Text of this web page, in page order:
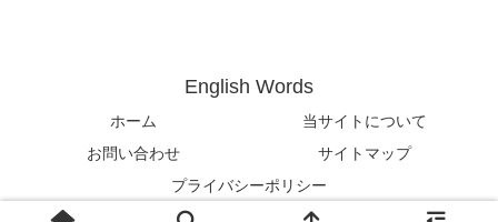
English Words
ホーム
当サイトについて
お問い合わせ
サイトマップ
プライバシーポリシー